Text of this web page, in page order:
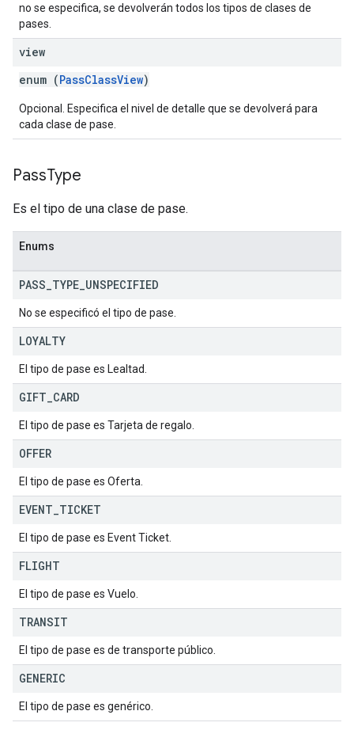
no se especifica, se devolverán todos los tipos de clases de
pases.
view
enum (PassClassView)
Opcional. Especifica el nivel de detalle que se devolverá para
cada clase de pase.
PassType
Es el tipo de una clase de pase.
Enums
PASS TYPE UNSPECIFIED
No se especificó el tipo de pase.
LOYALTY
El tipo de pase es Lealtad.
GIFT CARD
El tipo de pase es Tarjeta de regalo.
OFFER
El tipo de pase es Oferta.
EVENT TICKET
El tipo de pase es Event Ticket.
FLIGHT
El tipo de pase es Vuelo.
TRANSIT
El tipo de pase es de transporte público.
GENERIC
El tipo de pase es genérico.